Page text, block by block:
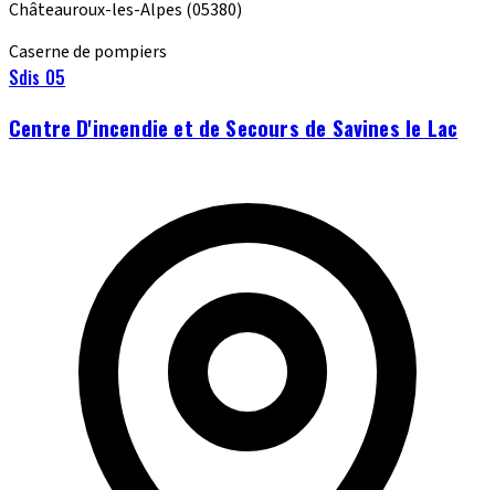
Châteauroux-les-Alpes (05380)
Caserne de pompiers
Sdis 05
Centre D'incendie et de Secours de Savines le Lac